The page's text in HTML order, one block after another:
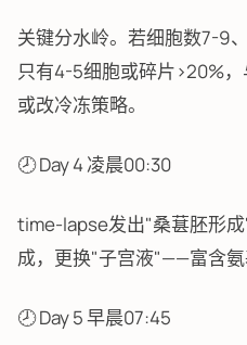
关键分水岭。若细胞数7-9
只有4-5细胞或碎片>20%
或改冷冻策略。
🕗 Day 4 凌晨00:30
time-lapse发出"桑葚胚形
成，更换"子宫液"——富含
🕗 Day 5 早晨07:45